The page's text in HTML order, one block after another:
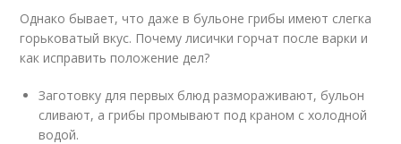
Однако бывает, что даже в бульоне грибы имеют слегка
горьковатый вкус. Почему лисички горчат после варки и
как исправить положение дел?
Заготовку для первых блюд размораживают, бульон
сливают, а грибы промывают под краном с холодной
водой.